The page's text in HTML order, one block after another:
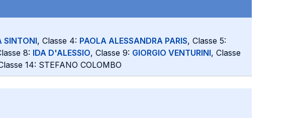
SINTONI, Classe 4: PAOLA ALESSANDRA PARIS, Classe 5:
8: IDA D'ALESSIO, Classe 9: GIORGIO VENTURINI, Classe
14: STEFANO COLOMBO